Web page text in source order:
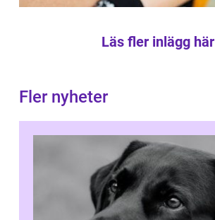
Läs fler inlägg här
Fler nyheter